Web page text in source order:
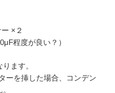
×２
程度が良い？）
ます。
ーを挿した場合、コンデン